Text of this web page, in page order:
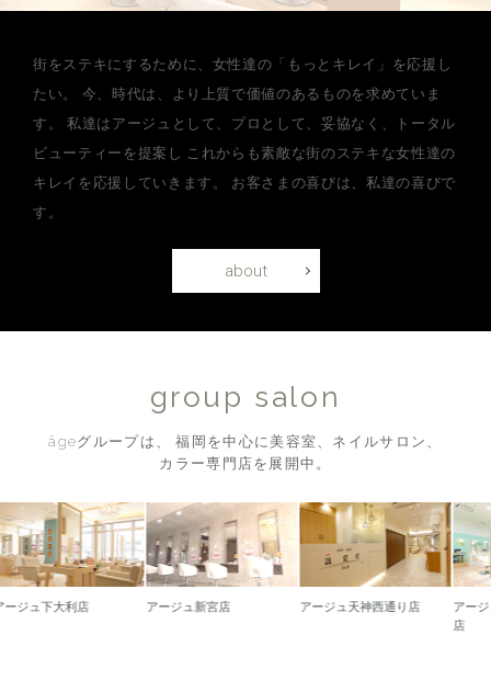
街をステキにするために、女性達の「もっとキレイ」を応援し
たい。
今、時代は、より上質で価値のあるものを求めていま
す。
私達はアージュとして、プロとして、妥協なく、トータル
ビューティーを提案し これからも素敵な街のステキな女性達の
キレイを応援していきます。
お客さまの喜びは、私達の喜びで
す。
about
group salon
âgeグループは、 福岡を中心に美容室、ネイルサロン、
カラー専門店を展開中。
大利店 アージュ新宮店 アージュ天神西通り店
アージュ久留